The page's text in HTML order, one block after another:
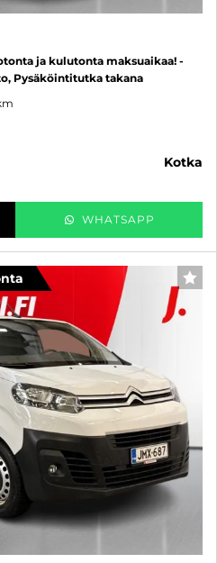
ja kulutonta maksuaikaa! -
Pysäköintitutka takana
kotka
WHATSAPP